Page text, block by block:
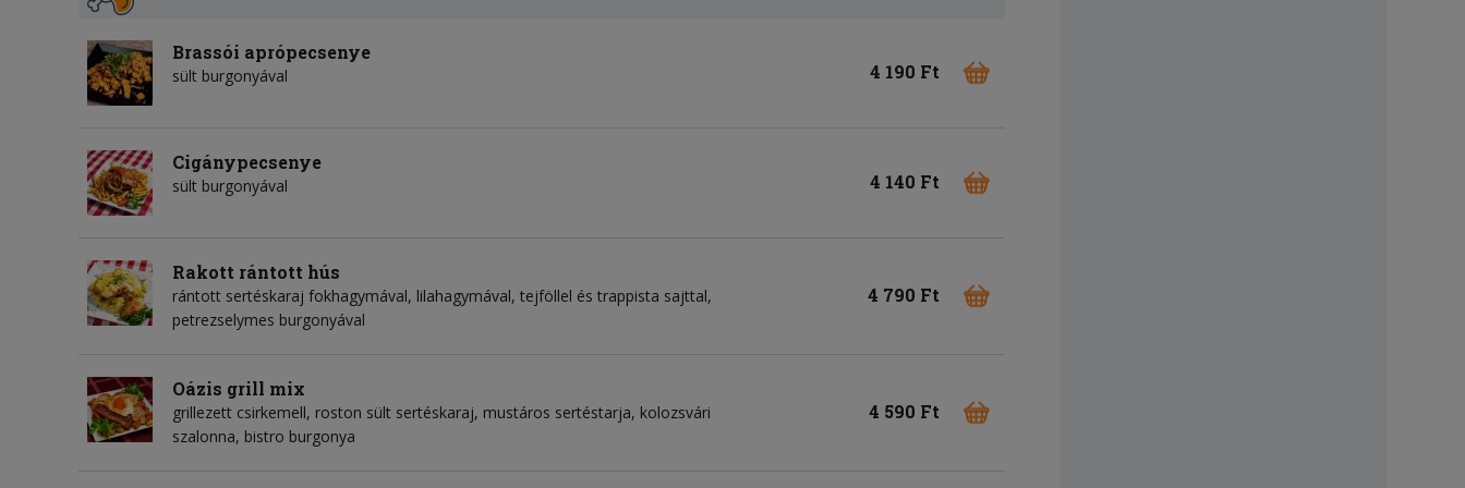
Brassói aprópecsenye
sült burgonyával 4 190 Ft
Cigánypecsenye
sült burgonyával 4 140 Ft
Rakott rántott hús
rántott sertéskaraj fokhagymával, lilahagymával, tejföllel és trappista sajttal,
petrezselymes burgonyával
4 790 Ft
Oázis grill mix
grillezett csirkemell, roston sült sertéskaraj, mustáros sertéstarja, kolozsvári
szalonna, bistro burgonya
4 590 Ft